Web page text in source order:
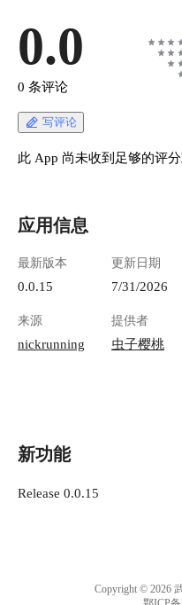
0.0
0 条评论
写评论
此 App 尚未收到足够的评
应用信息
最新版本
0.0.15
更新日期
7/31/2026
来源
nickrunning
提供者
虫子樱桃
新功能
Release 0.0.15
Copyright © 2026